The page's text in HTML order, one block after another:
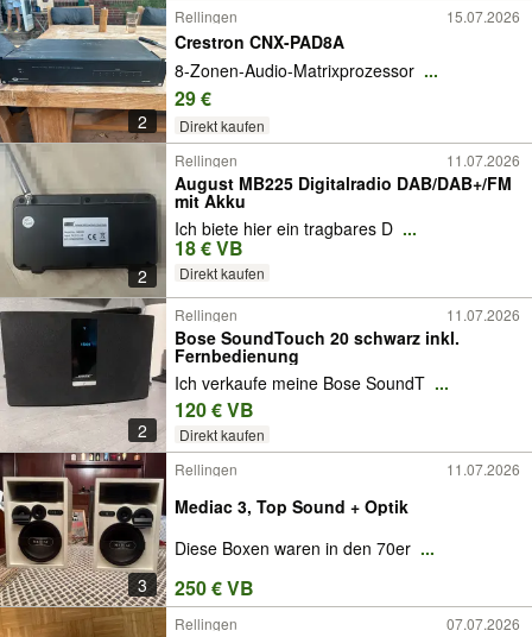
2
Rellingen 15.07.2026
Crestron CNX-PAD8A
8-Zonen-Audio-Matrixprozessor ...
29 €
Direkt kaufen
2
Rellingen 11.07.2026
August MB225 Digitalradio DAB/DAB+/FM
mit Akku
Ich biete hier ein tragbares D ...
18 € VB
Direkt kaufen
2
Rellingen 11.07.2026
Bose SoundTouch 20 schwarz inkl.
Fernbedienung
Ich verkaufe meine Bose SoundT ...
120 € VB
Direkt kaufen
3
Rellingen 11.07.2026
Mediac 3, Top Sound + Optik
Diese Boxen waren in den 70er ...
250 € VB
Rellingen 07.07.2026